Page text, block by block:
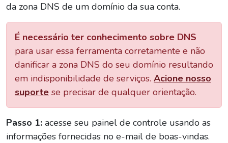
da zona DNS de um domínio da sua conta.
É necessário ter conhecimento sobre DNS
para usar essa ferramenta corretamente e não
danificar a zona DNS do seu domínio resultando
em indisponibilidade de serviços. Acione nosso
suporte se precisar de qualquer orientação.
Passo 1: acesse seu painel de controle usando as
informações fornecidas no e-mail de boas-vindas.